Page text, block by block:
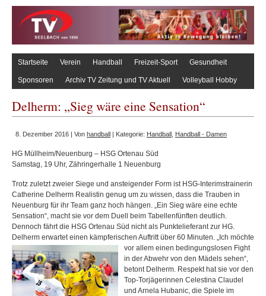
Startseite Verein Handball Freizeit-Sport Gesundheit
Sponsoren Archiv TV Zeitung und TV Aktuell Volleyball Hobby
Delherm: „Sieg wäre eine Sensation“
8. Dezember 2016 | Von handball | Kategorie: Handball Handball - Damen
HG Müllheim/Neuenburg – HSG Ortenau Süd
Samstag, 19 Uhr, Zähringerhalle 1 Neuenburg
Trotz zuletzt zweier Siege und ansteigender Form ist HSG-Interimstrainerin
Catherine Delherm Realistin genug um zu wissen, dass die Trauben in
Neuenburg für ihr Team ganz hoch hängen. „Ein Sieg wäre eine echte
Sensation“, macht sie vor dem Duell beim Tabellenfünften deutlich.
Dennoch fährt die HSG Ortenau Süd nicht als Punktelieferant zur HG.
Delherm erwartet einen kämpferischen Auftritt über 60 Minuten. „Ich möchte
vor allem einen bedingungsl osen Fight
in der Abwehr von den Mädels sehen“,
betont Delherm. Respekt hat sie vor den
Top-Torjägerinnen Celestina Claudel
und Arnela Hubanic, die Spiele im